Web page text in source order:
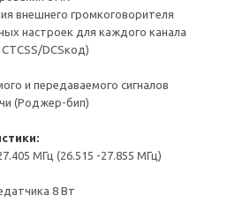
внешнего громкоговорителя
настроек для каждого канала
DCSкод)
и передаваемого сигналов
(Роджер-бип)
MГц (26.515 -27.855 МГц)
8 Вт